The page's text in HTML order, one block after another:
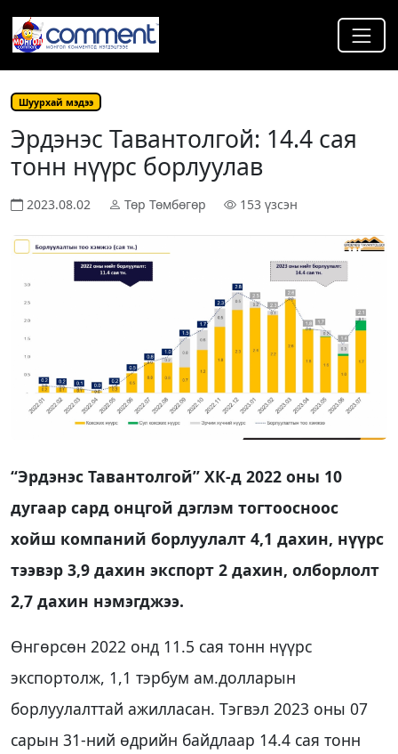
Шуурхай мэдээ
Эрдэнэс Тавантолгой: 14.4 сая
тонн нүүрс борлуулав
2023.08.02 Төр Төмбөгөр 153 үзсэн
“Эрдэнэс Тавантолгой” ХК-д 2022 оны 10
дугаар сард онцгой дэглэм тогтоосноос
хойш компаний борлуулалт 4,1 дахин, нүүрс
тээвэр 3,9 дахин экспорт 2 дахин, олборлолт
2,7 дахин нэмэгджээ.
Өнгөрсөн 2022 онд 11.5 сая тонн нүүрс
экспортолж, 1,1 тэрбум ам.долларын
борлуулалттай ажилласан. Тэгвэл 2023 оны 07
сарын 31-ний өдрийн байдлаар 14.4 сая тонн